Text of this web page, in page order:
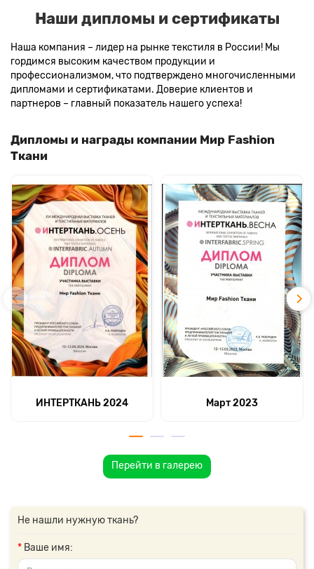
Наши дипломы и сертификаты
Наша компания – лидер на рынке текстиля в России! Мы
гордимся высоким качеством продукции и
профессионализмом, что подтверждено многочисленными
дипломами и сертификатами. Доверие клиентов и
партнеров – главный показатель нашего успеха!
Дипломы и награды компании Мир Fashion
Ткани
ИНТЕРТКАНЬ 2024 Март 2023
Перейти в галерею
Не нашли нужную ткань?
Ваше имя: